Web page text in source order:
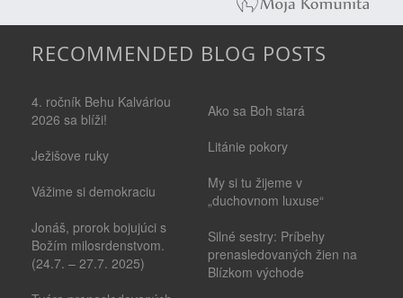
RECOMMENDED BLOG POSTS
4. ročník Behu Kalváriou
2026 sa blíži!
Ježišove ruky
Vážime si demokraciu
Jonáš, prorok bojujúci s
Božím milosrdenstvom.
(24.7. – 27.7. 2025)
Ako sa Boh stará
Litánie pokory
My si tu žijeme v
„duchovnom luxuse“
Silné sestry: Príbehy
prenasledovaných žien na
Blízkom východe